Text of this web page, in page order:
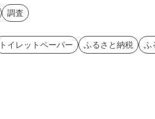
調査
トイレットペーパー ふるさと納税 ふ